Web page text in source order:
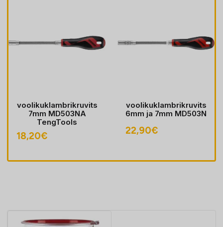
voolikuklambrikruvits
7mm MD503NA
TengTools
18,20€
voolikuklambrikruvits
6mm ja 7mm MD503N
22,90€